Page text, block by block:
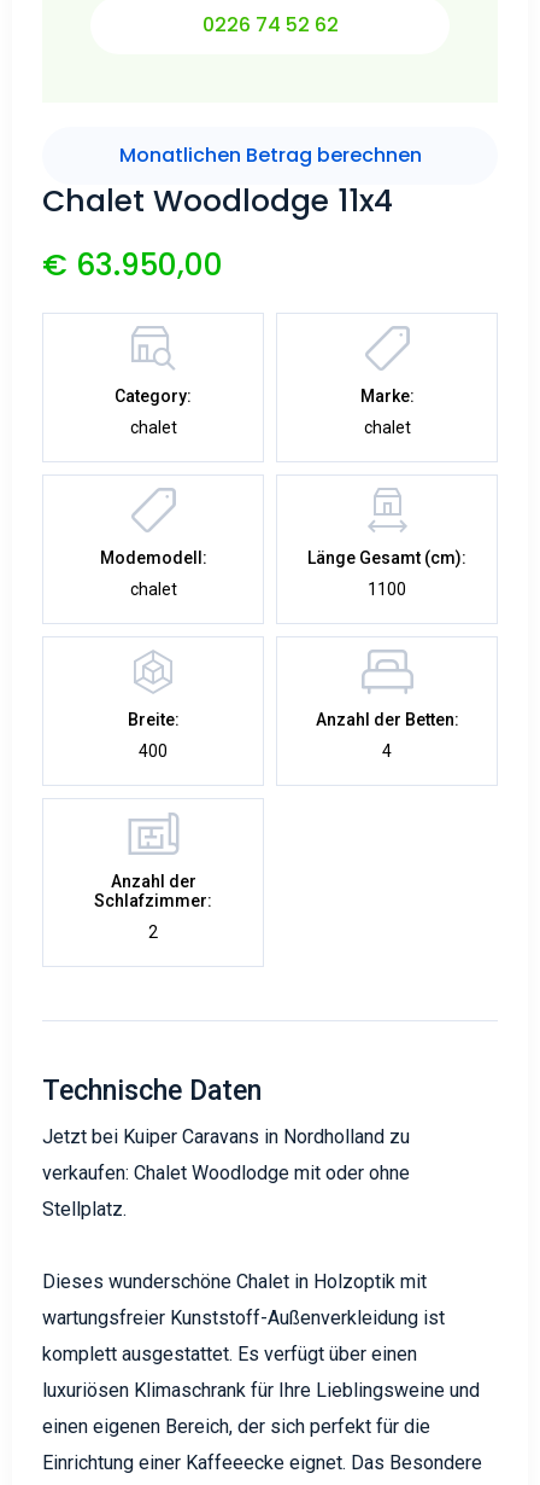
Chalet Woodlodge 11x4
€ 63.950,00
Category:
chalet
Marke:
chalet
Modemodell:
chalet
Länge Gesamt (cm):
1100
Breite:
400
Anzahl der Betten:
4
Anzahl der
Schlafzimmer:
2
Technische Daten
Jetzt bei Kuiper Caravans in Nordholland zu
verkaufen: Chalet Woodlodge mit oder ohne
Stellplatz.
Dieses wunderschöne Chalet in Holzoptik mit
wartungsfreier Kunststoff-Außenverkleidung ist
komplett ausgestattet. Es verfügt über einen
luxuriösen Klimaschrank für Ihre Lieblingsweine und
einen eigenen Bereich, der sich perfekt für die
Einrichtung einer Kaffeeecke eignet. Das Besondere
0226 74 52 62
Monatlichen Betrag berechnen